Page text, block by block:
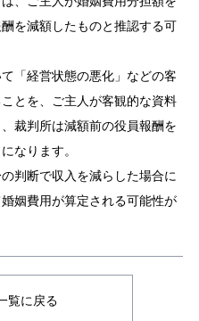
を減額したものと推認する可
「経営状態の悪化」などの客
とを、ご主人が客観的な資料
裁判所は減額前の役員報酬を
なります。
判断で収入を減らした場合に
姻費用が算定される可能性が
覧に戻る